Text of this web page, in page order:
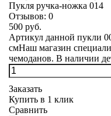
Пукля ручка-ножка 014
Отзывов: 0
500 руб.
Артикул данной пукли
смНаш магазин
чемоданов. В наличии
Заказать
Купить в 1 клик
Сравнить